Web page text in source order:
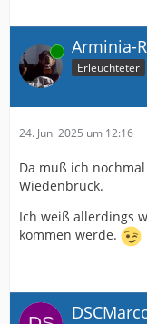
Online Arminia-
Erleuchteter
24. Juni 2025 um 12:16
Da muß ich
Wiedenbrück.
Ich weiß allerdings
kommen werde.